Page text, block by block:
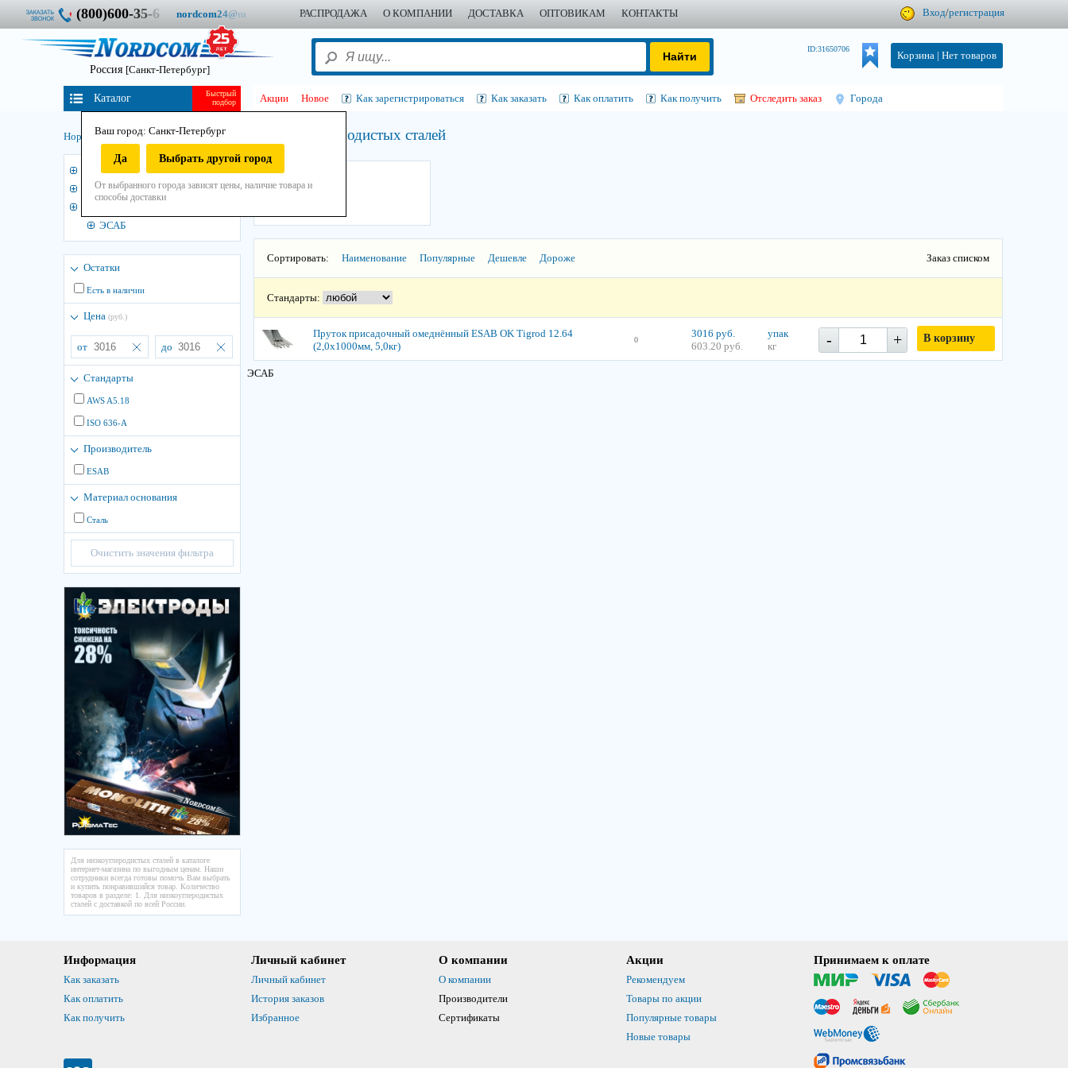
(800)600-35-6 nordcom24@m РАСПРОДАЖА О КОМПАНИИ ДОСТАВКА ОПТОВИКАМ КОНТАКТЫ Вход/регистрация
Россия [Санкт-Петербург]
Ваш город: Санкт-Петербург
Да Выбрать другой город
От выбранного города зависят цены, наличие товара и
способы доставки
Корзина | Нет товаров
ID:31650706
Быстрый
подбор
Каталог Акции Новое Как зарегистрироваться Как заказать Как оплатить Как получить Отследить заказ Города
Нордком/Сварочные материалы/Прутки Для низкоуглеродистых сталей
Для меди
Для алюминия
ЭСАБ
Остатки
Есть в наличии
Цена (руб.)
от до
Стандарты
AWS A5.18
ISO 636-A
Производитель
ESAB
Материал основания
Сталь
Очистить значения фильтра
Для низкоуглеродистых сталей в каталоге
интернет-магазина по выгодным ценам. Наши
сотрудники всегда готовы помочь Вам выбрать
и купить понравившийся товар. Количество
товаров в разделе: 1. Для низкоуглеродистых
сталей с доставкой по всей России.
3
Сортировать: Наименование Популярные Дешевле Дороже Заказ списком
Стандарты:
Пруток присадочный омеднённый ESAB OK Tigrod 12.64
(2,0x1000мм, 5,0кг)
0
3016 руб.
603.20 руб.
упак
кг
- + В корзину
ЭСАБ
Информация
Как заказать
Как оплатить
Как получить
Личный кабинет
Личный кабинет
История заказов
Избранное
О компании
О компании
Производители
Сертификаты
Акции
Рекомендуем
Товары по акции
Популярные товары
Новые товары
Принимаем к оплате